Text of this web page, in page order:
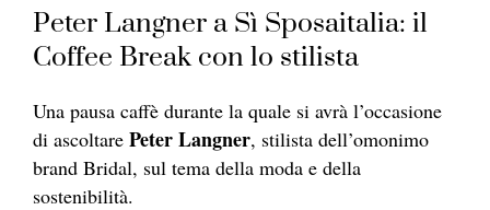
Peter Langner a Sì Sposaitalia: il
Coffee Break con lo stilista
Una pausa caffè durante la quale si avrà l’occasione
di ascoltare Peter Langner, stilista dell’omonimo
brand Bridal, sul tema della moda e della
sostenibilità.